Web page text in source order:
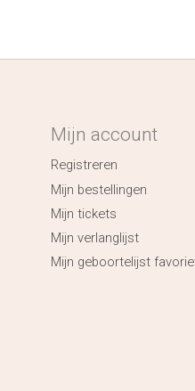
Mijn account
Registreren
Mijn bestellingen
Mijn tickets
Mijn verlanglijst
Mijn geboortelijst